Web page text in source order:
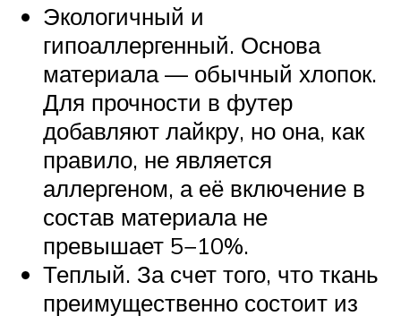
Экологичный и
гипоаллергенный. Основа
материала — обычный хлопок.
Для прочности в футер
добавляют лайкру, но она, как
правило, не является
аллергеном, а её включение в
состав материала не
превышает 5−10%.
Теплый. За счет того, что ткань
преимущественно состоит из